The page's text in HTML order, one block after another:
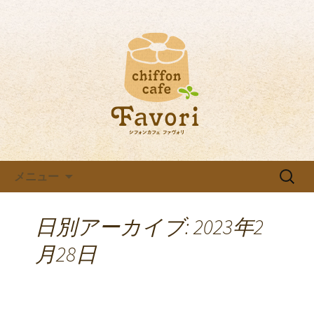
八田のカフェ【ファボリ】 の
ブログ
メニュー
検
日別アーカイブ: 2023年2
月28日